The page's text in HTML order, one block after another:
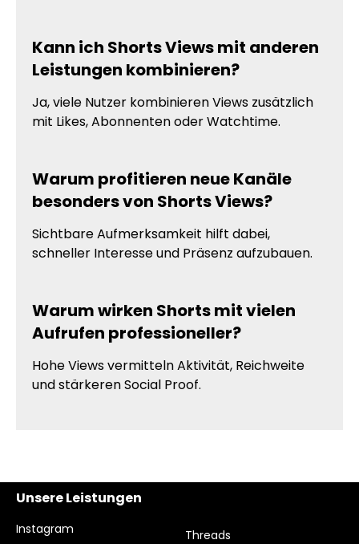
Kann ich Shorts Views mit anderen
Leistungen kombinieren?
Ja, viele Nutzer kombinieren Views zusätzlich
mit Likes, Abonnenten oder Watchtime.
Warum profitieren neue Kanäle
besonders von Shorts Views?
Sichtbare Aufmerksamkeit hilft dabei,
schneller Interesse und Präsenz aufzubauen.
Warum wirken Shorts mit vielen
Aufrufen professioneller?
Hohe Views vermitteln Aktivität, Reichweite
und stärkeren Social Proof.
Unsere Leistungen
Instagram
Threads